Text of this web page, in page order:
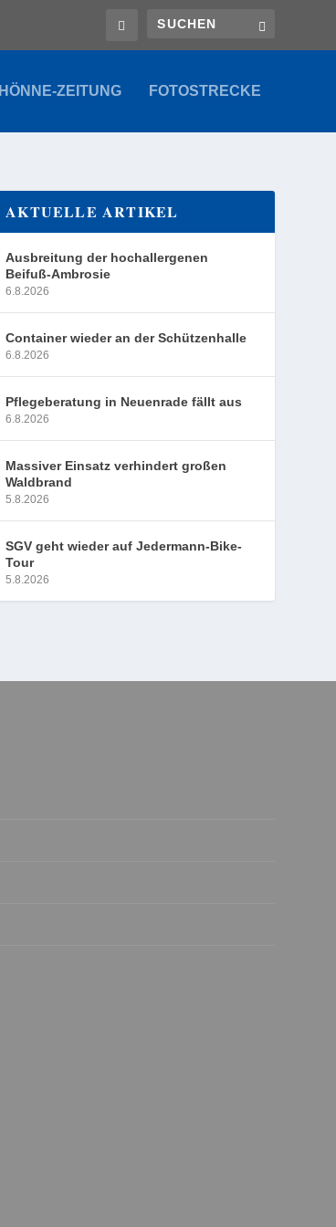
HÖNNE-ZEITUNG FOTOSTRECKE
AKTUELLE ARTIKEL
Ausbreitung der hochallergenen
Beifuß-Ambrosie
6.8.2026
Container wieder an der Schützenhalle
6.8.2026
Pflegeberatung in Neuenrade fällt aus
6.8.2026
Massiver Einsatz verhindert großen
Waldbrand
5.8.2026
SGV geht wieder auf Jedermann-Bike-
Tour
5.8.2026